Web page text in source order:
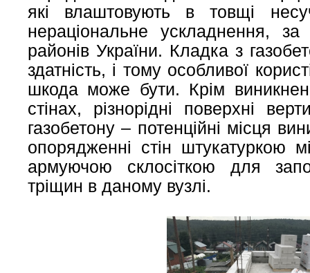
які влаштовують в товщі
нераціональне ускладнення,
районів України. Кладка з
здатність, і тому особливої
шкода може бути. Крім
стінах, різнорідні поверхні
газобетону – потенційні місця
опорядженні стін штукатуркою
армуючою склосіткою для
тріщин в даному вузлі.